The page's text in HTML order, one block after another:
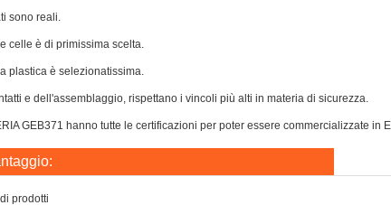
sono reali.
celle è di primissima scelta.
plastica è selezionatissima.
e dell'assemblaggio, rispettano i vincoli più alti in materia di sicurezza.
GEB371 hanno tutte le certificazioni per poter essere commercializzate in
prodotti